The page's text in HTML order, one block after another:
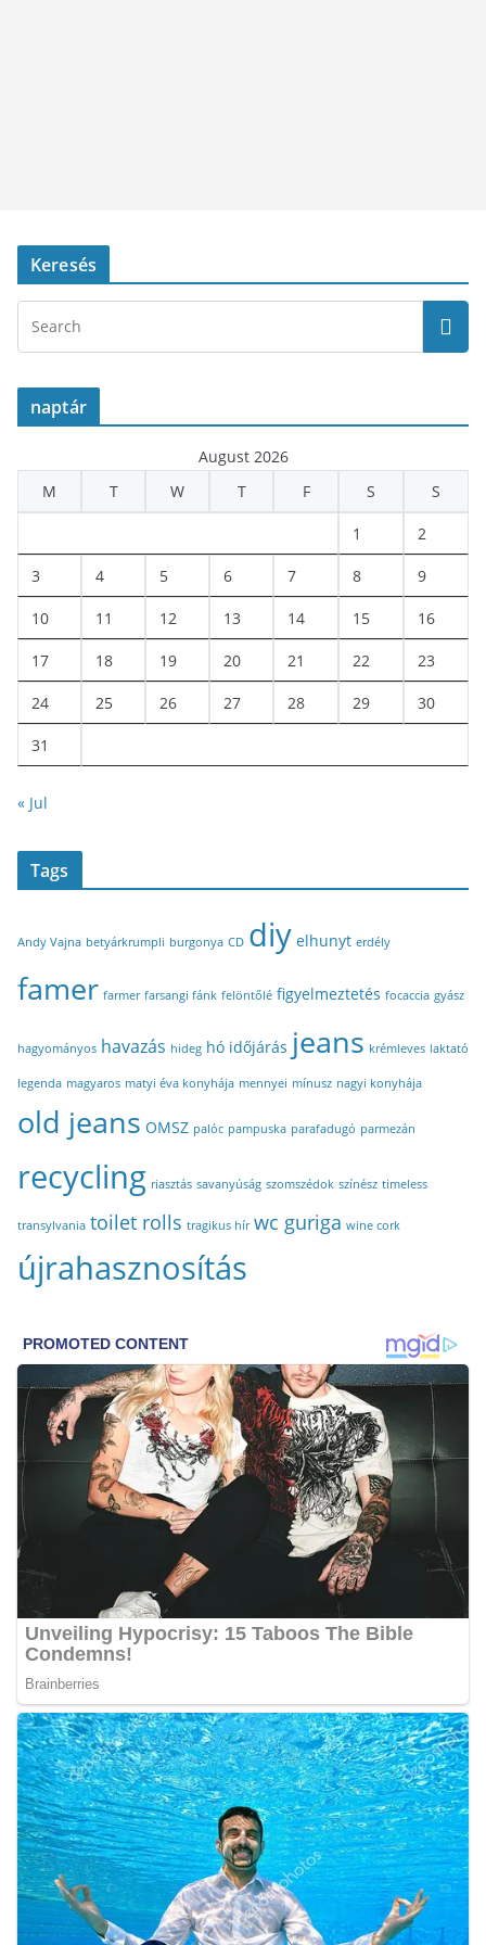
Keresés
naptár
August 2026
M
T W T F S S
1 2
3 4 5 6 7 8 9
10 11 12 13 14 15 16
17 18 19 20 21 22 23
24 25 26 27 28 29 30
31
« Jul
Tags
Andy Vajna betyárkrumpli burgonya CD diy elhunyt erdély
famer farmer farsangi fánk felöntőlé figyelmeztetés focaccia gyász
hagyományos havazás hideg hó időjárás jeans krémleves laktató
legenda magyaros matyi éva konyhája mennyei mínusz nagyi konyhája
old jeans OMSZ palóc pampuska parafadugó parmezán
recycling riasztás savanyúság szomszédok színész timeless
transylvania toilet rolls tragikus hír wc guriga wine cork
újrahasznosítás